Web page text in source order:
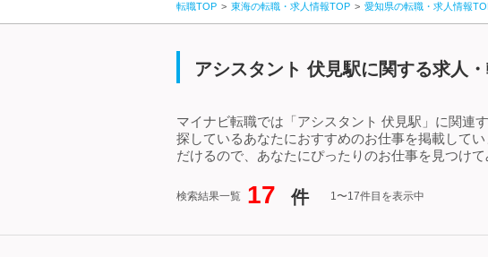
転職TOP 東海の転職・求人情報TOP 愛知県の転職・求人情報
アシスタント 伏見駅に関する求人
マイナビ転職では「アシスタント 伏見駅」に関連
探しているあなたにおすすめのお仕事を掲載して
だけるので、あなたにぴったりのお仕事を見つけ
検索結果一覧 17 件 1〜17件目を表示中